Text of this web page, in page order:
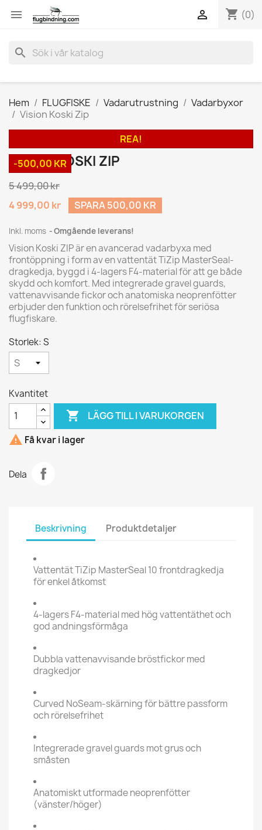
 shopping_cart (0)

search
Hem FLUGFISKE Vadarutrustning
Vadarbyxor
Vision Koski Zip
REA!
-500,00 KR
VISION KOSKI ZIP
5 499,00 kr
4 999,00 kr
SPARA 500,00 KR
Inkl. moms Omgående leverans!
Vision Koski ZIP är en avancerad vadarbyxa med
frontöppning i form av en vattentät TiZip MasterSeal-
dragkedja, byggd i 4-lagers F4-material för att ge både
skydd och komfort. Med integrerade gravel guards,
vattenavvisande fickor och anatomiska neoprenfötter
erbjuder den funktion och rörelsefrihet för seriösa
flugfiskare.
Storlek: S
Kvantitet
 LÄGG TILL I VARUKORGEN
 Få kvar i lager
Dela
Beskrivning Produktdetaljer
Vattentät TiZip MasterSeal 10 frontdragkedja
för enkel åtkomst
4-lagers F4-material med hög vattentäthet och
god andningsförmåga
Dubbla vattenavvisande bröstfickor med
dragkedjor
Curved NoSeam-skärning för bättre passform
och rörelsefrihet
Integrerade gravel guards mot grus och
småsten
Anatomiskt utformade neoprenfötter
(vänster/höger)